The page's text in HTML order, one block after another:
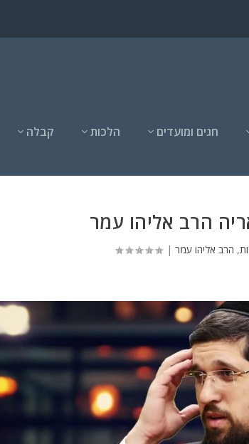
חגים ומועדים הלכות קבלה
הרב אליהו עמר
, הרב אליהו עמר |